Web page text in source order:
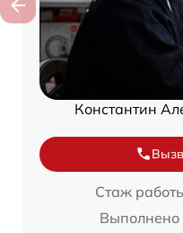
Константин
Стаж
Выполнено